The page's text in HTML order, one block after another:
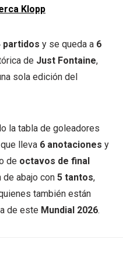
Klopp
partidos y se queda a 6
de Just Fontaine,
sola edición del
la tabla de goleadores
lleva 6 anotaciones y
de octavos de final
de abajo con 5 tantos,
también están
de este Mundial 2026.